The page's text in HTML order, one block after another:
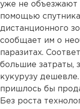
уже не объезжают
помощью
дистанционного
сообщает им о
паразитах.
большие затраты,
кукурузу
пришлось бы
Без роста